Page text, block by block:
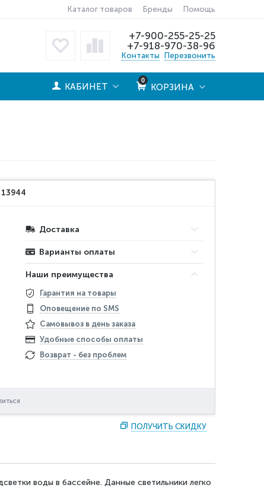
Каталог товаров Бренды Помощь
+7-900-255-25-25
+7-918-970-38-96
Контакты Перезвонить
0
КОРЗИНА
КАБИНЕТ
13944
Доставка
Варианты оплаты
Наши преимущества
Гарантия на товары
Оповещение по SMS
Самовывоз в день заказа
Удобные способы оплаты
Возврат - без проблем
ПОЛУЧИТЬ СКИДКУ
воды в бассейне. Данные светильники легко